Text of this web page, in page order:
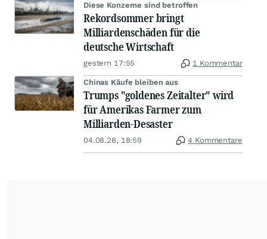
Diese Konzerne sind betroffen
Rekordsommer bringt
Milliardenschäden für die
deutsche Wirtschaft
gestern 17:55 1 Kommentar
Chinas Käufe bleiben aus
Trumps "goldenes Zeitalter" wird
für Amerikas Farmer zum
Milliarden-Desaster
04.08.26, 18:59 4 Kommentare